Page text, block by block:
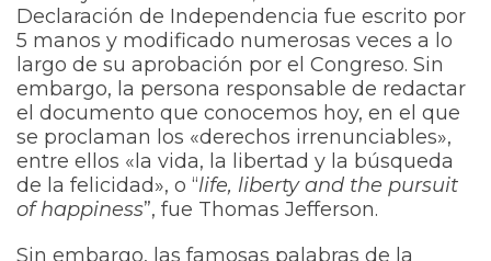
Declaración de Independencia fue escrito por
5 manos y modificado numerosas veces a lo
largo de su aprobación por el Congreso. Sin
embargo, la persona responsable de redactar
el documento que conocemos hoy, en el que
se proclaman los «derechos irrenunciables»,
entre ellos «la vida, la libertad y la búsqueda
de la felicidad», o “life, liberty and the pursuit
of happiness”, fue Thomas Jefferson.
Sin embargo, las famosas palabras de la